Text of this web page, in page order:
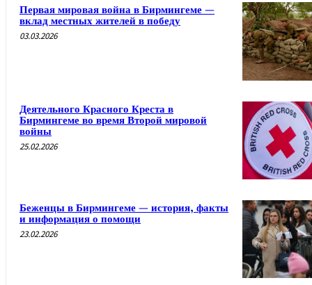
Первая мировая война в Бирмингеме —
вклад местных жителей в победу
03.03.2026
Деятельного Красного Креста в
Бирмингеме во время Второй мировой
войны
25.02.2026
Беженцы в Бирмингеме — история, факты
и информация о помощи
23.02.2026